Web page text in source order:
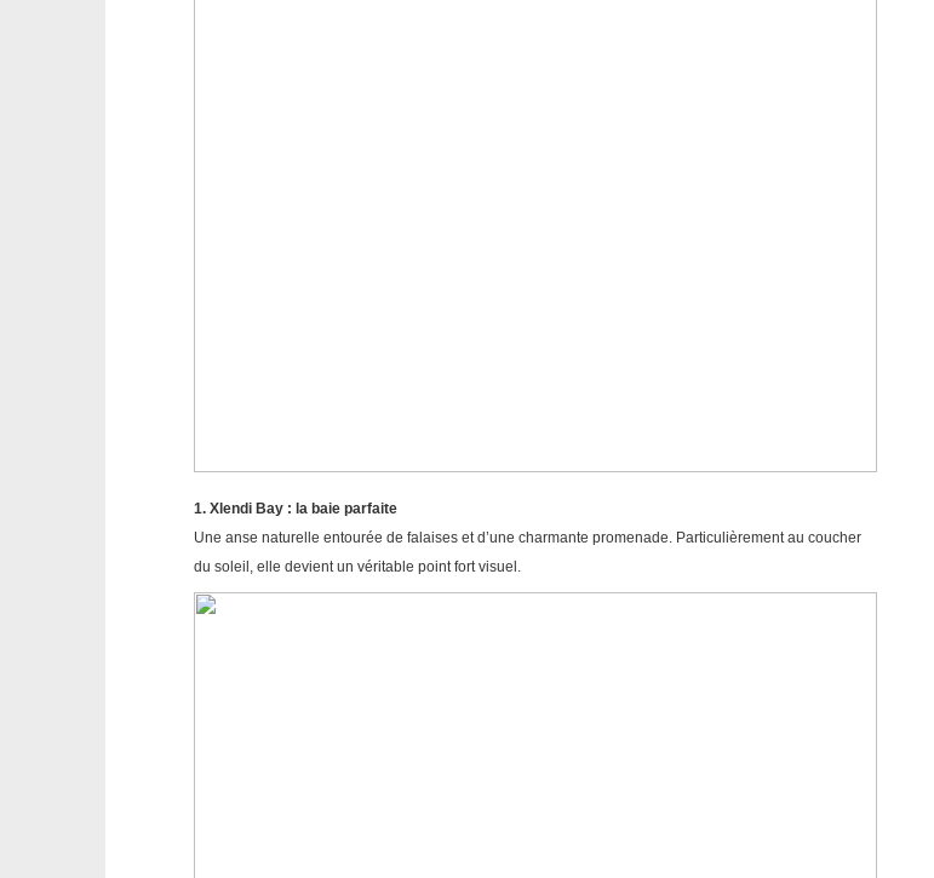
1. Xlendi Bay : la baie parfaite
Une anse naturelle entourée de falaises et d’une charmante promenade. Particulièrement au coucher
du soleil, elle devient un véritable point fort visuel.